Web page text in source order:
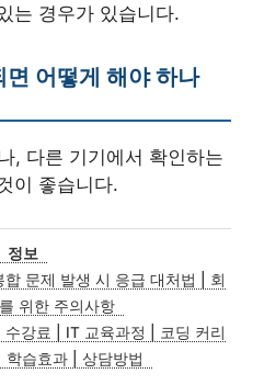
는 경우가 있습니다.
어떻게 해야 하나
, 다른 기기에서 확인하는
이 좋습니다.
카
고
정보
문제 발생 시 응급 대처법 | 회
위한 주의사항
강료 | IT 교육과정 | 코딩 커리
습효과 | 상담방법